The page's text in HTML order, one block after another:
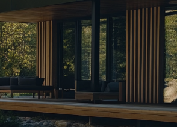
Mail
69 100 50 48